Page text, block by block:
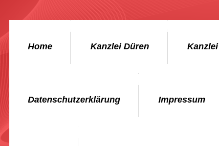
Home Kanzlei Düren
Datenschutzerklärung Impressum